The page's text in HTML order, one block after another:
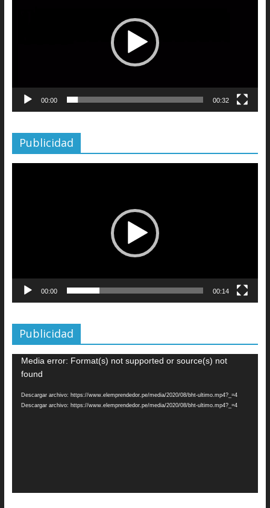
00:00 00:32
Publicidad
00:00 00:14
Publicidad
Reproductor
Media error: Format(s) not supported or source(s) not
found
Descargar archivo: https://www.elemprendedor.pe/media/2020/08/bht-ultimo.mp4?_=4
Descargar archivo: https://www.elemprendedor.pe/media/2020/08/bht-ultimo.mp4?_=4